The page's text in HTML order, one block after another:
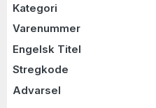
Kategori
Varenummer
Engelsk Titel
Stregkode
Advarsel